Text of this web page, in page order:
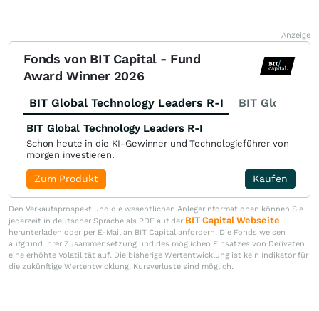
Anzeige
Fonds von BIT Capital - Fund
Award Winner 2026
BIT Global Technology Leaders R-I BIT Global
BIT Global Technology Leaders R-I
Schon heute in die KI-Gewinner und Technologieführer von
morgen investieren.
Kaufen
Zum Produkt
Den Verkaufsprospekt und die wesentlichen Anlegerinformationen können Sie
jederzeit in deutscher Sprache als PDF auf der BIT Capital Webseite
herunterladen oder per E-Mail an BIT Capital anfordern. Die Fonds weisen
aufgrund ihrer Zusammensetzung und des möglichen Einsatzes von Derivaten
eine erhöhte Volatilität auf. Die bisherige Wertentwicklung ist kein Indikator für
die zukünftige Wertentwicklung. Kursverluste sind möglich.